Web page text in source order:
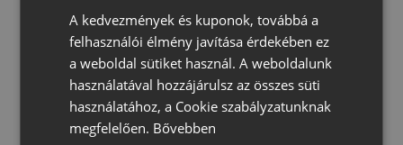
A kedvezmények és kuponok, továbbá a
felhasználói élmény javítása érdekében ez
a weboldal sütiket használ. A weboldalunk
használatával hozzájárulsz az összes süti
használatához, a Cookie szabályzatunknak
megfelelően. Bővebben